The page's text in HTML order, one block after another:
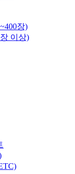
장)
이상)